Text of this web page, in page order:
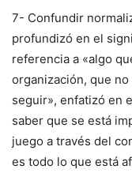
7- Confundir
profundizó en el
referencia a «algo
organización, que
seguir», enfatizó en
saber que se está
juego a través del
es todo lo que está